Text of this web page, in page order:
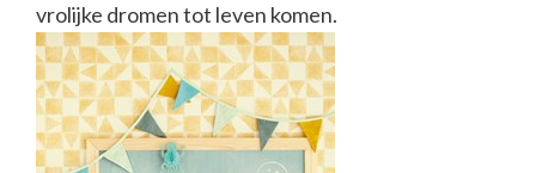
vrolijke dromen tot leven komen.